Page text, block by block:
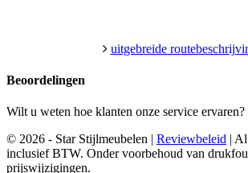
uitgebreide
Beoordelingen
Wilt u weten hoe klanten onze service ervaren?
© 2026 - Star Stijlmeubelen | Reviewbeleid | Al
inclusief BTW. Onder voorbehoud van
prijswijzigingen.